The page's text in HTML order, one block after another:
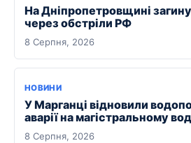
На Дніпропетровщині
через обстріли РФ
8 Серпня, 2026
НОВИНИ
У Марганці відновили
аварії на магістральному
8 Серпня, 2026